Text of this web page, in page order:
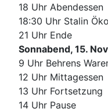
18 Uhr Abendessen
18:30 Uhr Stalin
21 Uhr Ende
Sonnabend, 15.
9 Uhr Behrens
12 Uhr Mittagessen
13 Uhr Fortsetzung
14 Uhr Pause